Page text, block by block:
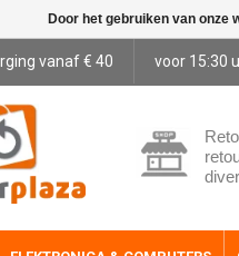
vanaf € 40 voor 15:30
Door het gebruiken van onze